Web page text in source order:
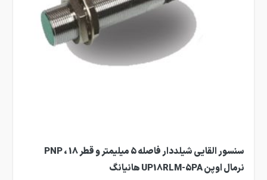
سنسور القایی شیلددار فاصله 5 میلیمتر و قطر 18 ، PNP
نرمال اوپن UP18RLM-5PA هانیانگ